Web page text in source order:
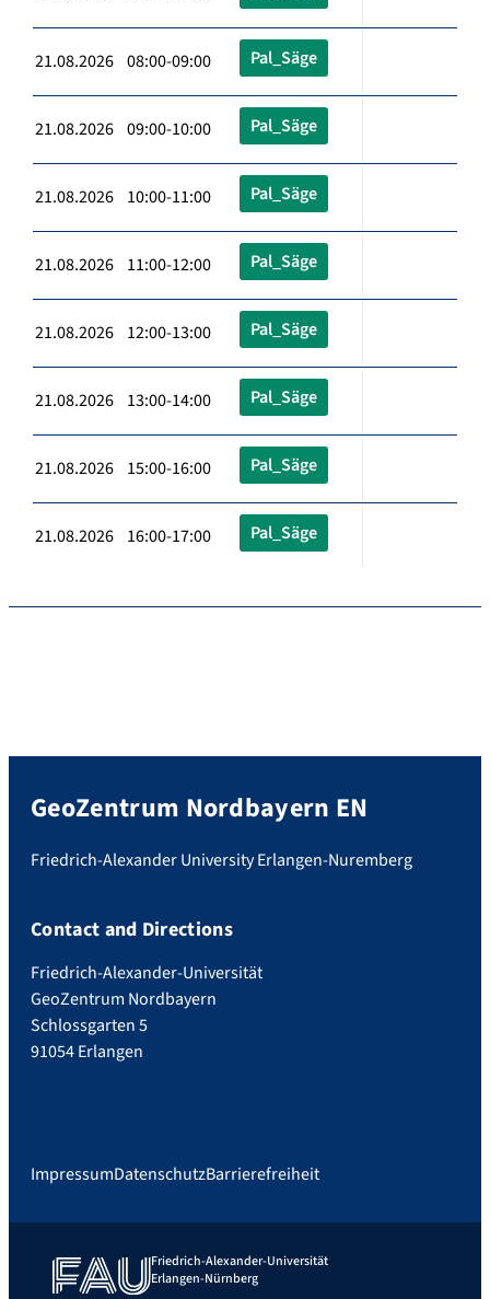
21.08.2026 08:00-09:00 Pal_Säge
21.08.2026 09:00-10:00 Pal_Säge
21.08.2026 10:00-11:00 Pal_Säge
21.08.2026 11:00-12:00 Pal_Säge
21.08.2026 12:00-13:00 Pal_Säge
21.08.2026 13:00-14:00 Pal_Säge
21.08.2026 15:00-16:00 Pal_Säge
21.08.2026 16:00-17:00 Pal_Säge
GeoZentrum Nordbayern EN
Friedrich-Alexander University Erlangen-Nuremberg
Contact and Directions
Friedrich-Alexander-Universität
GeoZentrum Nordbayern
Schlossgarten 5
91054 Erlangen
ImpressumDatenschutzBarrierefreiheit
Friedrich-Alexander-Universität
Erlangen-Nürnberg